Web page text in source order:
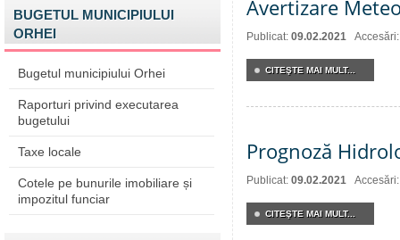
BUGETUL MUNICIPIULUI
ORHEI
Bugetul municipiului Orhei
Raporturi privind executarea
bugetului
Taxe locale
Cotele pe bunurile imobiliare și
impozitul funciar
Avertizare
Publicat: 09.02.2021
CITEŞTE MAI MULT...
Prognoză
Publicat: 09.02.2021
CITEŞTE MAI MULT...